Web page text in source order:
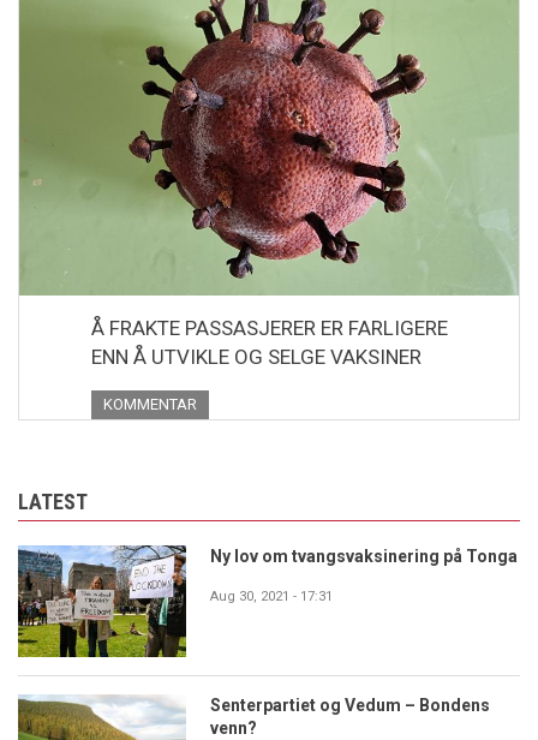
Å FRAKTE PASSASJERER ER FARLIGERE
ENN Å UTVIKLE OG SELGE VAKSINER
KOMMENTAR
LATEST
Ny lov om tvangsvaksinering på Tonga
Aug 30, 2021 - 17:31
Senterpartiet og Vedum – Bondens
venn?